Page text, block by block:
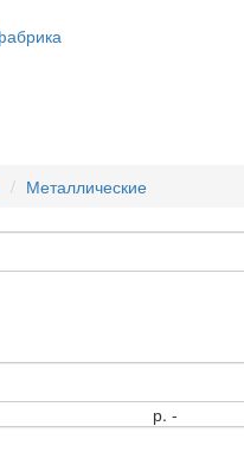
Металлические
р. -